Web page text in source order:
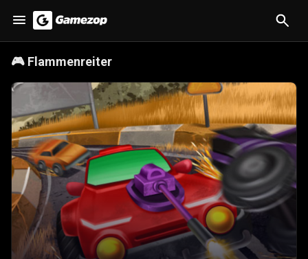
🎮 Flammenreiter